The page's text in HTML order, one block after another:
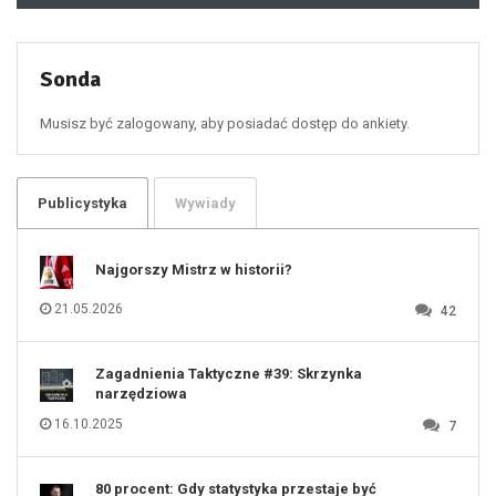
Sonda
Musisz być zalogowany, aby posiadać dostęp do ankiety.
Publicystyka Wywiady
Najgorszy Mistrz w historii?
21.05.2026 42
Zagadnienia Taktyczne #39: Skrzynka
narzędziowa
16.10.2025 7
80 procent: Gdy statystyka przestaje być